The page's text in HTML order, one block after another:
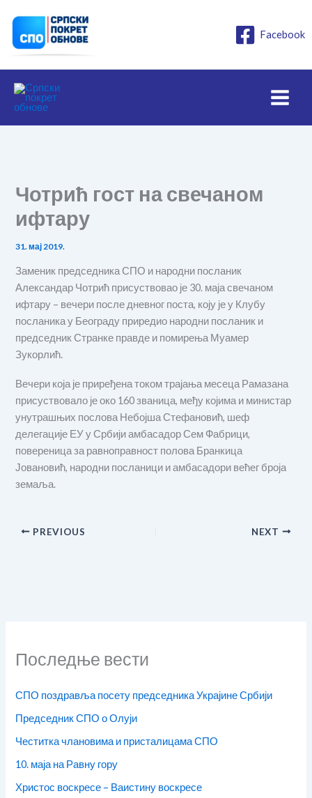
садржај
Facebook
Чотрић гост на свечаном
ифтару
31. мај 2019.
Заменик председника СПО и народни посланик
Александар Чотрић присуствовао је 30. маја свечаном
ифтару – вечери после дневног поста, коју је у Клубу
посланика у Београду приредио народни посланик и
председник Странке правде и помирења Муамер
Зукорлић.
Вечери која је приређена током трајања месеца Рамазана
присуствовало је око 160 званица, међу којима и министар
унутрашњих послова Небојша Стефановић, шеф
делегације ЕУ у Србији амбасадор Сем Фабрици,
повереница за равноправност полова Бранкица
Јовановић, народни посланици и амбасадори већег броја
земаља.
PREVIOUS NEXT
Последње вести
СПО поздравља посету председника Украјине Србији
Председник СПО о Олуји
Честитка члановима и присталицама СПО
10. маја на Равну гору
Христос воскресе – Ваистину воскресе